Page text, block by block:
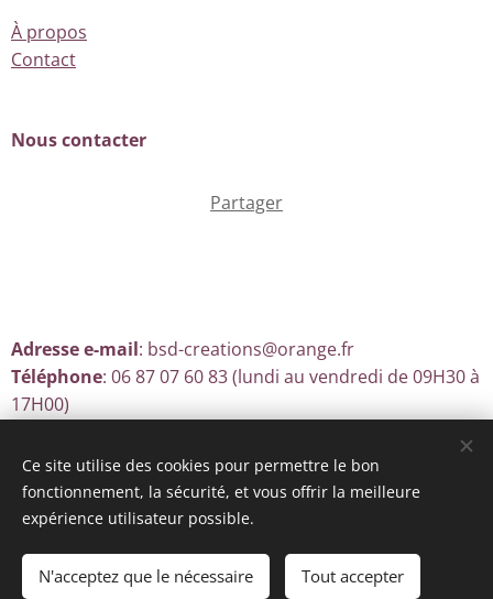
Ajouter au panier
À propos
Contact
Nous contacter
Partager
Adresse e-mail: bsd-creations@orange.fr
Téléphone: 06 87 07 60 83 (lundi au vendredi de 09H30 à
17H00)
Optimisé parWebnode Cookies
Ce site utilise des cookies pour permettre le bon
fonctionnement, la sécurité, et vous offrir la meilleure
expérience utilisateur possible.
N'acceptez que le nécessaire Tout accepter